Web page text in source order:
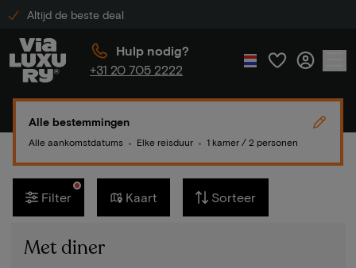
Altijd de beste deal
Hulp nodig?
+31 20 705 2222
Alle bestemmingen
Alle aankomstdatums ● Elke reisduur ● 1 kamer / 2 personen
Filter Kaart Sorteer
Met diner